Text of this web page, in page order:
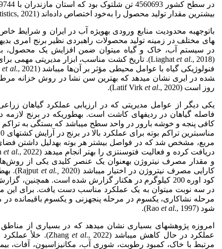
بیشترین مقدار تولید محصول را به‌خود اختصاص داده‌اند (Agricultural statistics, 2021).
های مختلف در زمینه تولید محصولات راهبردی نظیر برنج امری
در سیستم آب، خاک و گیاه می­توان ضمن افزایش یک محصول،
(Liaghat
et al
., 2018). تاریخ کشت مناسب، ابزار مدیریتی مهمی
فنولوژیکی گیاه با عوامل محیطی مؤثر بر آن‌ها می­باشد (Cerioli
et al
روز است (Latif Virk et al., 2020).
یکی دیگر از عوامل مدیریتی که در ارزیابی عملکرد گیاهان
فاصله گیاهان در ردیف­های کاشت است. به­طوری­که در برنج لازمه
کافی پنجه و خوشه بارور در واحد سطح می­باشد که بستگی به تراکم
مربع، مشخص شد که در فواصل بیشتر هر بوته به­دلیل داشتن
دریافت کرده و فعالیت فتوسنتزی را بهتر انجام می­دهد (Hussain
et al
و مقدار مصرف نیتروژن به­عنوان یک عنصر کلیدی یکی از
کارایی مصرف نیتروژن در اختیار می­باشد (Rajput
et al.,
کود اوره 200 کیلوگرم در هکتار گزارش شده است.
در سه نوبت می­توان به یک عملکرد مناسب دست یافت. برای این
مرحله نشاکاری، یک­سوم در مرحله پنجه­زنی و یک­سوم باقی­مانده
شود (Rao
et al., 1997).
امروزه پژوهش­های بسیاری نشان می­دهد که در بسیاری از
عملکرد در حال کاهش می­باشد (Zhang
et al
., 2022). خلأ
مرتبط با خاک، کمبود رطوبت، شوری آب، مکانیزاسیون، آفات،